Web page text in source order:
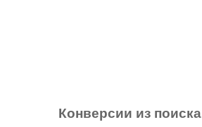
Конверсии из поиска